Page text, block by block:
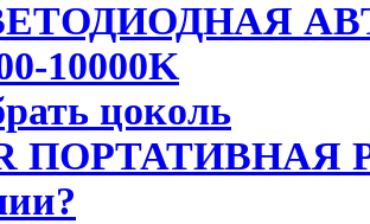
10000K
цоколь
ПОРТАТИВНАЯ